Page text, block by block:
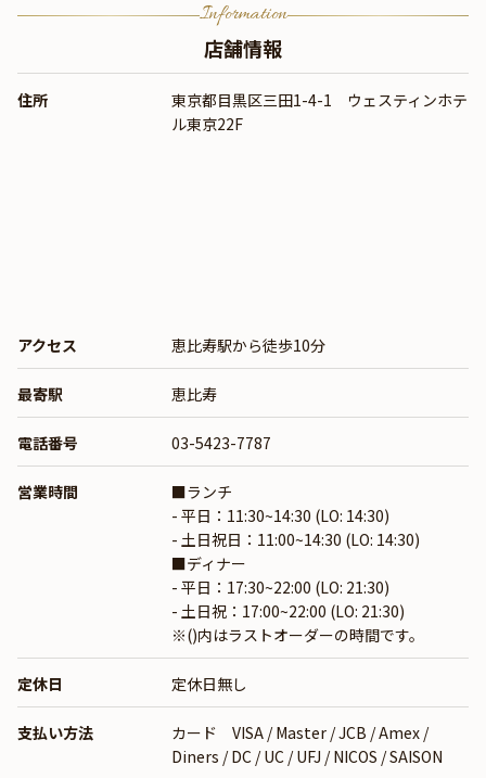
Information
店舗情報
住所
東京都目黒区三田1-4-1 ウェスティンホテ
ル東京22F
アクセス 恵比寿駅から徒歩10分
最寄駅 恵比寿
電話番号 03-5423-7787
営業時間
■ランチ
- 平日：11:30~14:30 (LO: 14:30)
- 土日祝日：11:00~14:30 (LO: 14:30)
■ディナー
- 平日：17:30~22:00 (LO: 21:30)
- 土日祝：17:00~22:00 (LO: 21:30)
※()内はラストオーダーの時間です。
定休日 定休日無し
支払い方法
カード VISA / Master / JCB / Amex /
Diners / DC / UC / UFJ / NICOS / SAISON